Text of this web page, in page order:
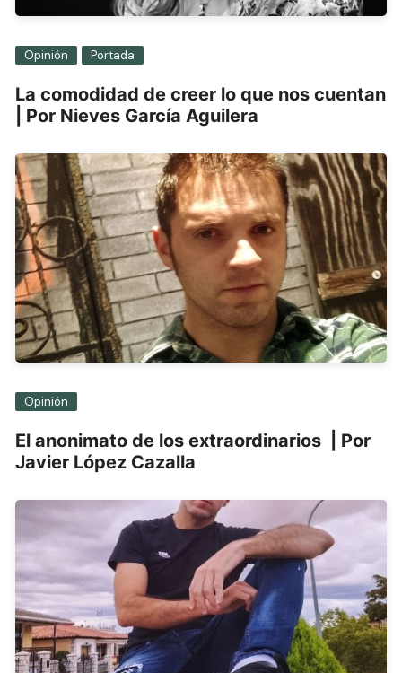
Opinión Portada
La comodidad de creer lo que nos cuentan
| Por Nieves García Aguilera
Opinión
El anonimato de los extraordinarios | Por
Javier López Cazalla